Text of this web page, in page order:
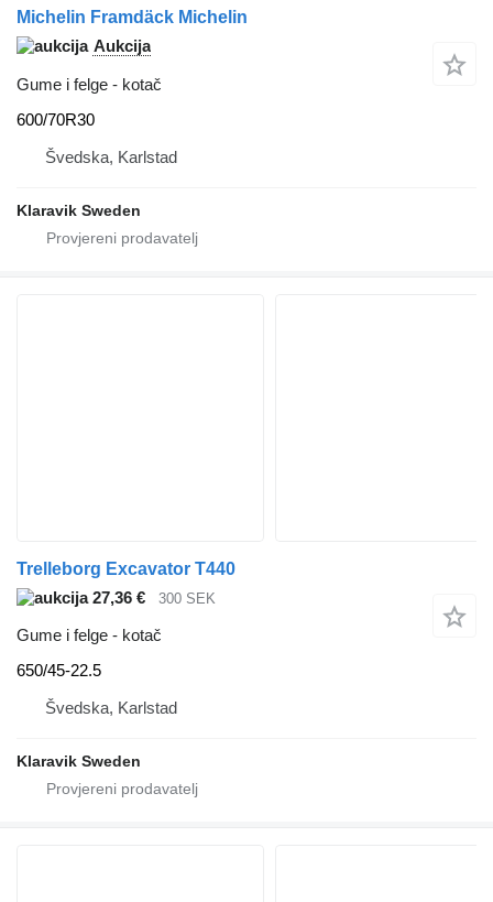
Michelin Framdäck Michelin
Aukcija
Gume i felge - kotač
600/70R30
Švedska, Karlstad
Klaravik Sweden
Trelleborg Excavator T440
27,36 €
300 SEK
Gume i felge - kotač
650/45-22.5
Švedska, Karlstad
Klaravik Sweden